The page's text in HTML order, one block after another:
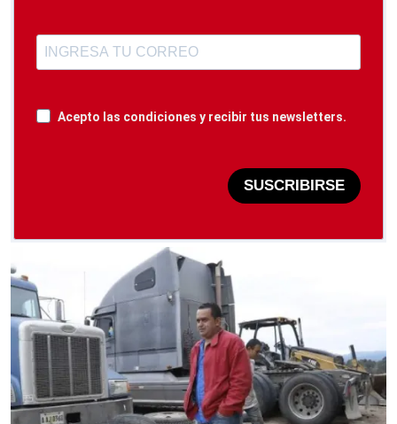
Acepto las condiciones y recibir tus newsletters.
SUSCRIBIRSE